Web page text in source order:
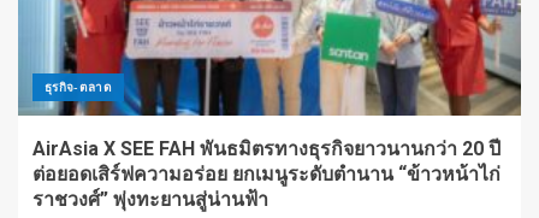
ธุรกิจ-ตลาด
AirAsia X SEE FAH พันธมิตรทางธุรกิจยาวนานกว่า 20 ปี
ต่อยอดเสิร์ฟความอร่อย ยกเมนูระดับตำนาน “ข้าวหน้าไก่
ราชวงศ์” พุ่งทะยานสู่น่านฟ้า